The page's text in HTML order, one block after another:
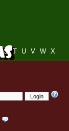
Login
S T U V W X